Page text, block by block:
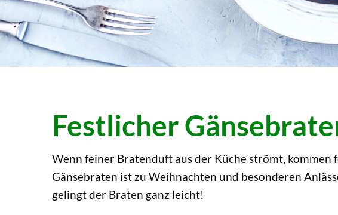
Festlicher
Wenn feiner Bratenduft aus der Küche strömt, kommen
Gänsebraten ist zu Weihnachten und besonderen
gelingt der Braten ganz leicht!